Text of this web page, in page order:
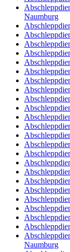
Naumburg
Naumburg